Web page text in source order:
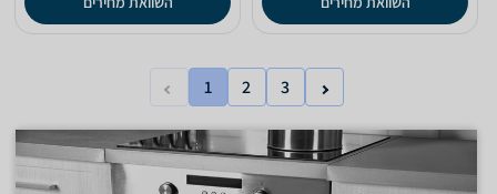
1 2 3